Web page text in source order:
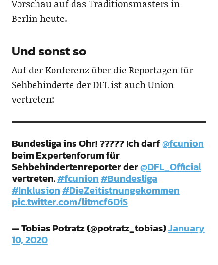
Vorschau auf das Traditionsmasters in
Berlin heute.
Und sonst so
Auf der Konferenz über die Reportagen für
Sehbehinderte der DFL ist auch Union
vertreten:
Bundesliga ins Ohr! ????? Ich darf@fcunion
beim Expertenforum für
Sehbehindertenreporter der@DFL_Official
vertreten.#fcunion#Bundesliga
#Inklusion#DieZeitistnungekommen
pic.twitter.com/litmcf6DiS
— Tobias Potratz (@potratz_tobias)January
10, 2020